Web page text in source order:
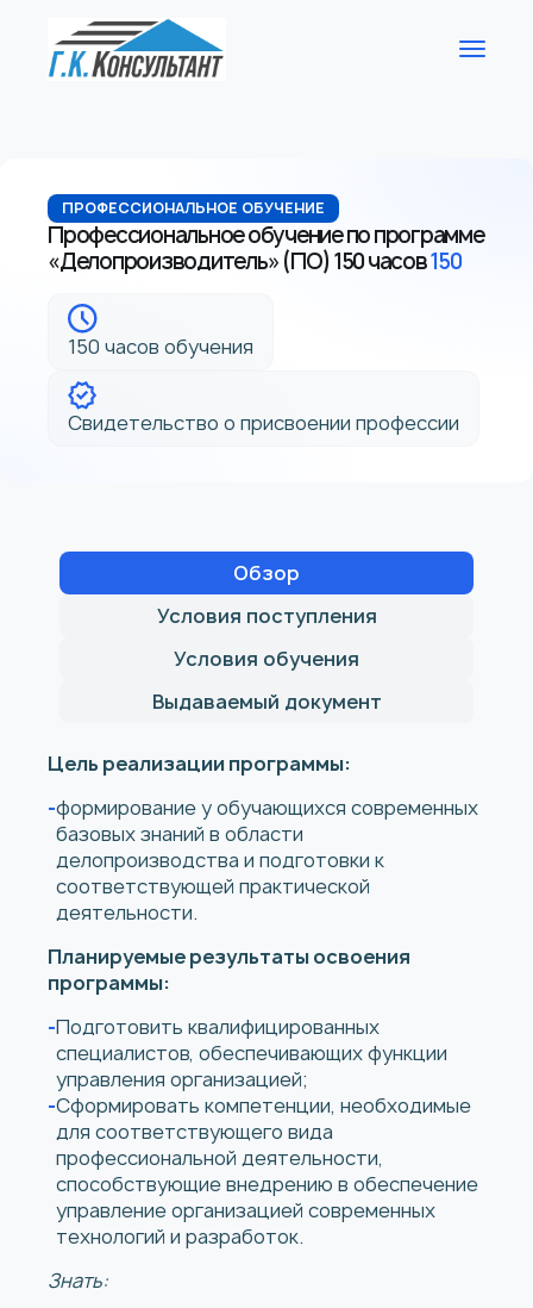
ПРОФЕССИОНАЛЬНОЕ ОБУЧЕНИЕ
Профессиональное обучение по программе
«Делопроизводитель» (ПО) 150 часов150
150 часов обучения
Свидетельство о присвоении профессии
Обзор
Условия поступления
Условия обучения
Выдаваемый документ
Цель реализации программы:
формирование у обучающихся современных
базовых знаний в области
делопроизводства и подготовки к
соответствующей практической
деятельности.
Планируемые результаты освоения
программы:
Подготовить квалифицированных
специалистов, обеспечивающих функции
управления организацией;
Сформировать компетенции, необходимые
для соответствующего вида
профессиональной деятельности,
способствующие внедрению в обеспечение
управление организацией современных
технологий и разработок.
Знать: